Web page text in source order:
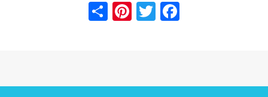
Facebook
Twitter
Pinterest